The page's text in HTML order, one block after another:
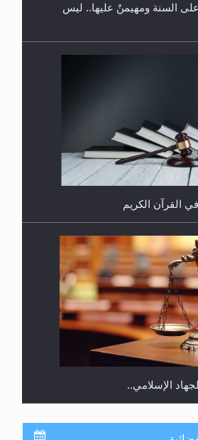
وفق السنة الميلادية أو الهجرية؟
السنة ومهيمنٌ عليها.. ليس
القرآن الكريم
الإسلامي..